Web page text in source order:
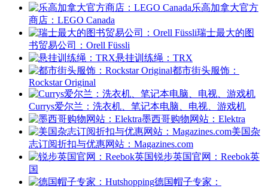
乐高加拿大官方
商店：LEGO Canada
瑞士最大的图
书贸易公司：Orell Füssli
悬挂训练绳：TRX
都市街头服饰：
Rockstar Original
Currys爱尔兰：洗衣机、笔记本电脑、电视、游戏机
墨西哥购物网站：Elektra
美国杂
志订阅折扣与优惠网站：Magazines.com
锐步英国官网：Reebok英
国
德国帽子专家：